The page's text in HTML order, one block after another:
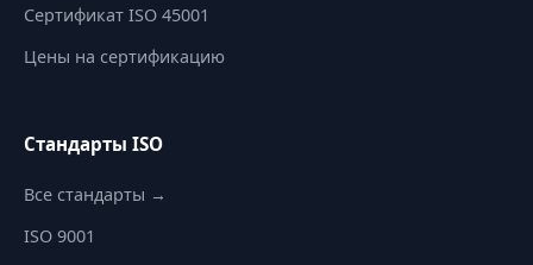
Сертификат ISO 45001
Цены на сертификацию
Стандарты ISO
Все стандарты →
ISO 9001